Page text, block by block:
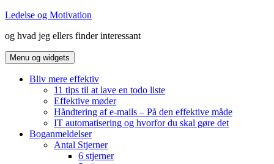
Hop
indhold
Ledelse og Motivation
og hvad jeg ellers finder interessant
Menu og widgets
Bliv mere effektiv
11 tips til at lave en todo liste
Effektive møder
Håndtering af e-mails – På den effektive måde
IT automatisering og hvorfor du skal gøre det
Boganmeldelser
Antal Stjerner
6 stjerner